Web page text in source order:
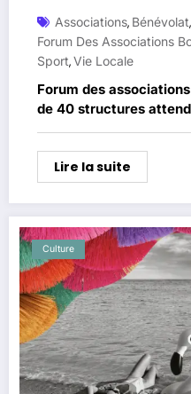
Associations, Bénévolat,
Forum Des Associations
Sport,Vie Locale
Forum des
de 40 structures
Lire la suite
Culture